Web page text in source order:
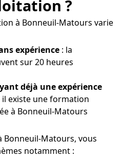
?
à Bonneuil-Matours varie
expérience : la
sur 20 heures
déjà une expérience
il existe une formation
à Bonneuil-Matours
Matours, vous
notamment :